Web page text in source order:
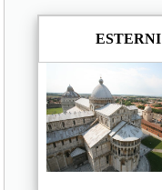
ESTERNI